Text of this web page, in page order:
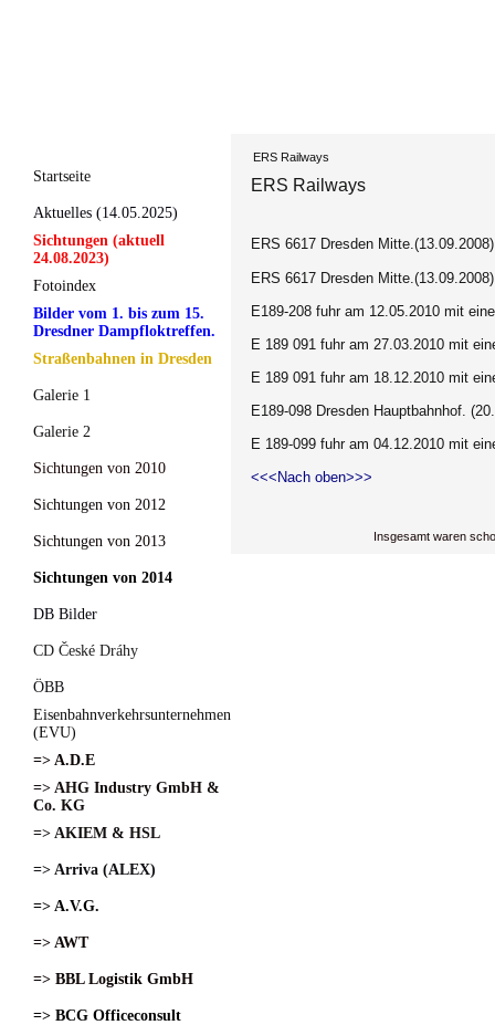
Startseite
Aktuelles (14.05.2025)
Sichtungen (aktuell
24.08.2023)
Fotoindex
Bilder vom 1. bis zum 15.
Dresdner Dampfloktreffen.
Straßenbahnen in Dresden
Galerie 1
Galerie 2
Sichtungen von 2010
Sichtungen von 2012
Sichtungen von 2013
Sichtungen von 2014
DB Bilder
CD České Dráhy
ÖBB
Eisenbahnverkehrsunternehmen
(EVU)
=> A.D.E
=> AHG Industry GmbH &
Co. KG
=> AKIEM & HSL
=> Arriva (ALEX)
=> A.V.G.
=> AWT
=> BBL Logistik GmbH
=> BCG Officeconsult
ERS Railways
ERS Railways
ERS 6617 Dresden Mitte.(13.09.2008)
ERS 6617 Dresden Mitte.(13.09.2008)
E189-208 fuhr am 12.05.2010 mit
E 189 091 fuhr am 27.03.2010 mit
E 189 091 fuhr am 18.12.2010 mit
E189-098 Dresden Hauptbahnhof.
E 189-099 fuhr am 04.12.2010 mit
<<<Nach oben>>>
Insgesamt waren